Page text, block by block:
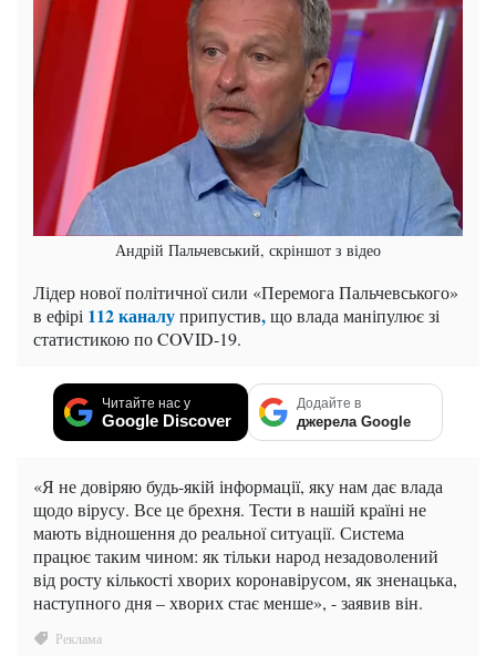
Андрій Пальчевський, скріншот з відео
Лідер нової політичної сили «Перемога Пальчевського»
в ефірі 112 каналуприпустив,що влада маніпулює зі
статистикою по COVID-19.
Читайте нас у
Google Discover
Додайте в
джерела Google
«Я не довіряю будь-якій інформації, яку нам дає влада
щодо вірусу. Все це брехня. Тести в нашій країні не
мають відношення до реальної ситуації. Система
працює таким чином: як тільки народ незадоволений
від росту кількості хворих коронавірусом, як зненацька,
наступного дня – хворих стає менше», - заявив він.